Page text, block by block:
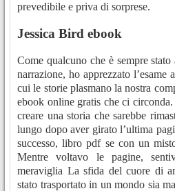
prevedibile e priva di sorprese.
Jessica Bird ebook
Come qualcuno che è sempre
narrazione, ho apprezzato
cui le storie plasmano la nostra
ebook online gratis che ci
creare una storia che sarebbe
lungo dopo aver girato l’ultima
successo, libro pdf se con un
Mentre voltavo le pagine,
meraviglia La sfida del cuore di
stato trasportato in un mondo sia